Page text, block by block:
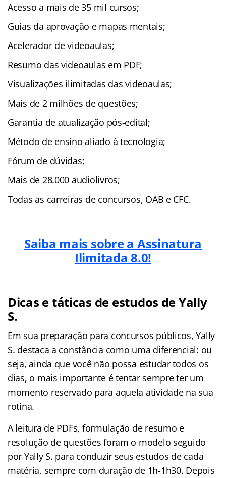
Acesso a mais de 35 mil cursos;
Guias da aprovação e mapas mentais;
Acelerador de videoaulas;
Resumo das videoaulas em PDF;
Visualizações ilimitadas das videoaulas;
Mais de 2 milhões de questões;
Garantia de atualização pós-edital;
Método de ensino aliado à tecnologia;
Fórum de dúvidas;
Mais de 28.000 audiolivros;
Todas as carreiras de concursos, OAB e CFC.
Saiba mais sobre a Assinatura
Ilimitada 8.0!
Dicas e táticas de estudos de Yally
S.
Em sua preparação para concursos públicos, Yally
S. destaca a constância como uma diferencial: ou
seja, ainda que você não possa estudar todos os
dias, o mais importante é tentar sempre ter um
momento reservado para aquela atividade na sua
rotina.
A leitura de PDFs, formulação de resumo e
resolução de questões foram o modelo seguido
por Yally S. para conduzir seus estudos de cada
matéria, sempre com duração de 1h-1h30. Depois